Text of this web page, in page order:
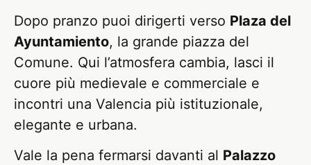
Dopo pranzo puoi dirigerti verso Plaza del
Ayuntamiento, la grande piazza del
Comune. Qui l’atmosfera cambia, lasci il
cuore più medievale e commerciale e
incontri una Valencia più istituzionale,
elegante e urbana.
Vale la pena fermarsi davanti al Palazzo